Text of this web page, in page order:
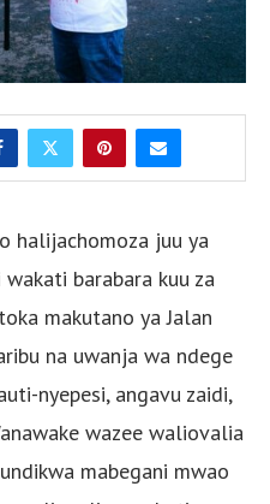
halijachomoza juu ya
barabara kuu za
makutano ya Jalan
na uwanja wa ndege
nyepesi, angavu zaidi,
wazee waliovalia
mabegani mwao